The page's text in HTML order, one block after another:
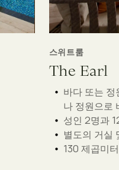
스위트룸
The Earl
바다 또는 정
나 정원으로
성인 2명과
별도의 거실
130 제곱미